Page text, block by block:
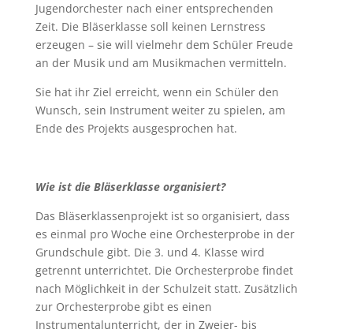
Jugendorchester nach einer entsprechenden
Zeit. Die Bläserklasse soll keinen Lernstress
erzeugen – sie will vielmehr dem Schüler Freude
an der Musik und am Musikmachen vermitteln.
Sie hat ihr Ziel erreicht, wenn ein Schüler den
Wunsch, sein Instrument weiter zu spielen, am
Ende des Projekts ausgesprochen hat.
Wie ist die Bläserklasse organisiert?
Das Bläserklassenprojekt ist so organisiert, dass
es einmal pro Woche eine Orchesterprobe in der
Grundschule gibt. Die 3. und 4. Klasse wird
getrennt unterrichtet. Die Orchesterprobe findet
nach Möglichkeit in der Schulzeit statt. Zusätzlich
zur Orchesterprobe gibt es einen
Instrumentalunterricht, der in Zweier- bis